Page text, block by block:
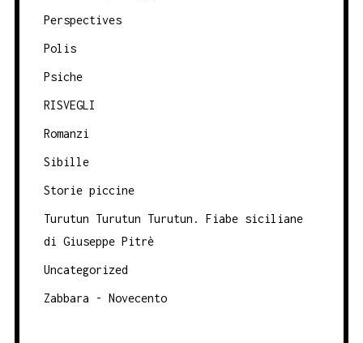
Perspectives
Polis
Psiche
RISVEGLI
Romanzi
Sibille
Storie piccine
Turutun Turutun Turutun. Fiabe siciliane
di Giuseppe Pitrè
Uncategorized
Zabbara - Novecento